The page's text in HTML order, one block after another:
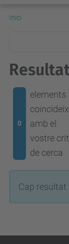
Inici
0
elements
amb el
vostre
de cerca
Cap resultat